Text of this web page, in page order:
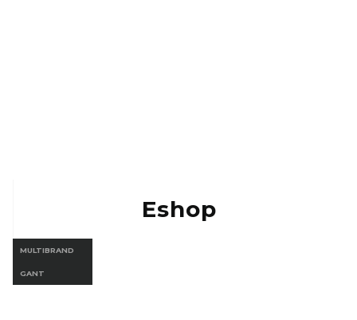
Eshop
MULTIBRAND
GANT